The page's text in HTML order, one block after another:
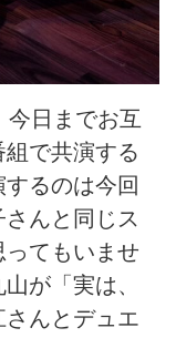
今日までお互
で共演する
るのは今回
んと同じス
てもいませ
が「実は、
んとデュエ